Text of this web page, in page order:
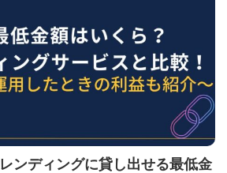
ンディングに貸し出せる最低金